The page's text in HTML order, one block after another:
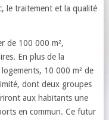
le traitement et la qualité
de 100 000 m²,
En plus de la
10 000 m² de
dont deux groupes
aux habitants une
en commun. Ce futur